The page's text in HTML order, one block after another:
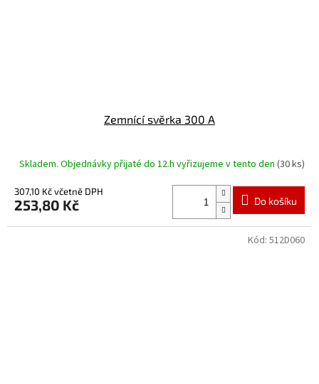
Zemnící svěrka 300 A
Skladem. Objednávky přijaté do 12.h vyřizujeme v tento den (30 ks)
307,10 Kč včetně DPH
253,80 Kč Do košíku
Kód: 512D060